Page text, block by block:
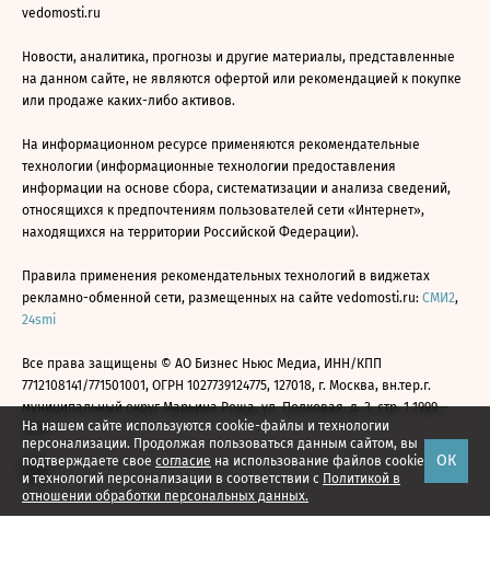
На нашем сайте используются cookie-файлы и технологии
персонализации. Продолжая пользоваться данным сайтом, вы
подтверждаете свое согласие на использование файлов cookie
и технологий персонализации в соответствии с Политикой в
отношении обработки персональных данных.
ОК
vedomosti.ru
Новости, аналитика, прогнозы и другие материалы, представленные
на данном сайте, не являются офертой или рекомендацией к покупке
или продаже каких-либо активов.
На информационном ресурсе применяются рекомендательные
технологии (информационные технологии предоставления
информации на основе сбора, систематизации и анализа сведений,
относящихся к предпочтениям пользователей сети «Интернет»,
находящихся на территории Российской Федерации).
Правила применения рекомендательных технологий в виджетах
рекламно-обменной сети, размещенных на сайте vedomosti.ru: СМИ2,
24smi
Все права защищены © АО Бизнес Ньюс Медиа, ИНН/КПП
7712108141/771501001, ОГРН 1027739124775, 127018, г. Москва, вн.тер.г.
муниципальный округ Марьина Роща, ул. Полковая, д. 3, стр. 1 1999—
2026